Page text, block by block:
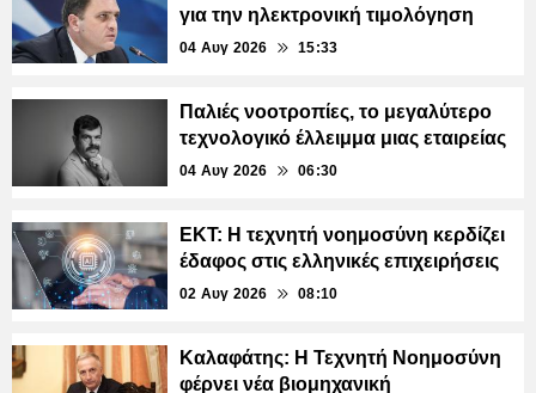
για την ηλεκτρονική τιμολόγηση
04 Αυγ 2026 15:33
Παλιές νοοτροπίες, το μεγαλύτερο
τεχνολογικό έλλειμμα μιας εταιρείας
04 Αυγ 2026 06:30
ΕΚΤ: Η τεχνητή νοημοσύνη κερδίζει
έδαφος στις ελληνικές επιχειρήσεις
02 Αυγ 2026 08:10
Καλαφάτης: Η Τεχνητή Νοημοσύνη
φέρνει νέα βιομηχανική